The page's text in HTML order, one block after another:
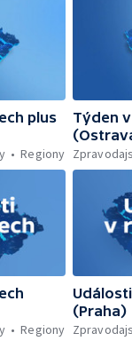
plus
Regiony
Týden
Regiony
(Praha)